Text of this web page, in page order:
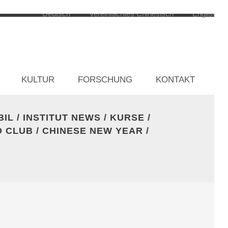
KULTUR FORSCHUNG KONTAKT
/ INSTITUT NEWS / KURSE /
CLUB / CHINESE NEW YEAR /